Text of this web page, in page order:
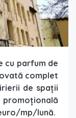
cu parfum de
complet
de spaţii
promoţională
mp/lună.